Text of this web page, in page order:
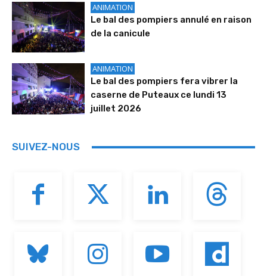
ANIMATION
Le bal des pompiers annulé en raison
de la canicule
ANIMATION
Le bal des pompiers fera vibrer la
caserne de Puteaux ce lundi 13
juillet 2026
SUIVEZ-NOUS